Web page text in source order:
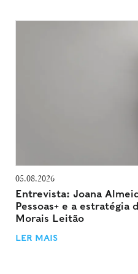
05.08.2026
Entrevista: Joana
Pessoas+ e a estratégia
Morais Leitão
LER MAIS